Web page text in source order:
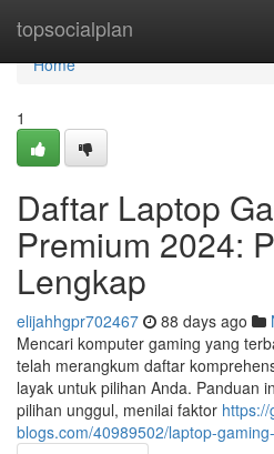
topsocialplan
Home
Home
1
Daftar Laptop
Premium 2024:
Lengkap
elijahhgpr702467 88 days ago
Mencari komputer gaming yang
telah merangkum daftar
layak untuk pilihan Anda. Panduan
pilihan unggul, menilai faktor
blogs.com/40989502/laptop-